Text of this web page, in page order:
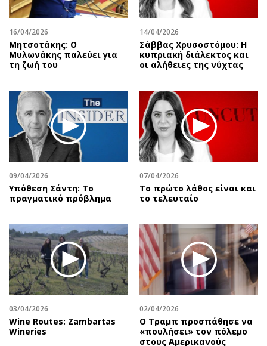
16/04/2026
Μητσοτάκης: Ο
Μυλωνάκης παλεύει για
τη ζωή του
14/04/2026
Σάββας Χρυσοστόμου: Η
κυπριακή διάλεκτος και
οι αλήθειες της νύχτας
09/04/2026
Υπόθεση Σάντη: Το
πραγματικό πρόβλημα
07/04/2026
Το πρώτο λάθος είναι και
το τελευταίο
03/04/2026
Wine Routes: Zambartas
Wineries
02/04/2026
Ο Τραμπ προσπάθησε να
«πουλήσει» τον πόλεμο
στους Αμερικανούς